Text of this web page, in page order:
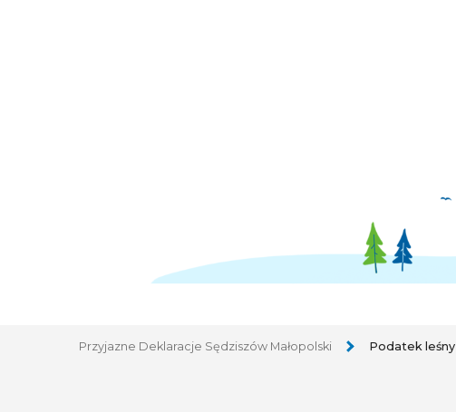
Przyjazne Deklaracje Sędziszów Małopolski Podatek leśny